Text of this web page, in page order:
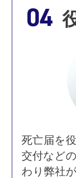
04
死亡届を
交付など
わり弊社